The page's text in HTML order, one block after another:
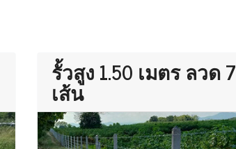
รั้วสูง 1.50 เมตร ลวด 7
เส้น